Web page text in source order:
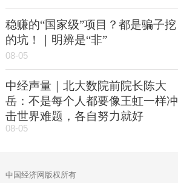
稳赚的“国家级”项目？都是骗子挖
的坑！｜明辨是“非”
08-05
中经声量｜北大数院前院长陈大
岳：不是每个人都要像王虹一样冲
击世界难题，各自努力就好
08-05
中国经济网版权所有